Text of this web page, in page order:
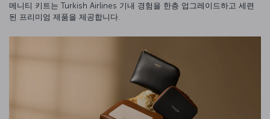
메니티 키트는 Turkish Airlines 기내 경험을 한층 업그레이드하고 세련
된 프리미엄 제품을 제공합니다.